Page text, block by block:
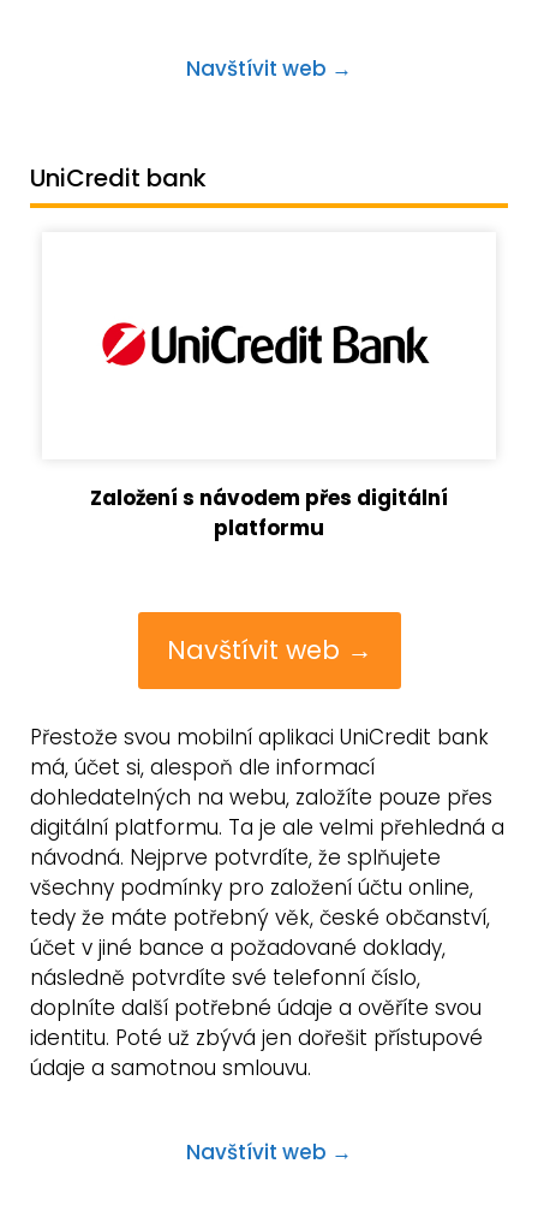
Navštívit web →
UniCredit bank
Založení s návodem přes digitální
platformu
Navštívit web →
Přestože svou mobilní aplikaci UniCredit bank
má, účet si, alespoň dle informací
dohledatelných na webu, založíte pouze přes
digitální platformu. Ta je ale velmi přehledná a
návodná. Nejprve potvrdíte, že splňujete
všechny podmínky pro založení účtu online,
tedy že máte potřebný věk, české občanství,
účet v jiné bance a požadované doklady,
následně potvrdíte své telefonní číslo,
doplníte další potřebné údaje a ověříte svou
identitu. Poté už zbývá jen dořešit přístupové
údaje a samotnou smlouvu.
Navštívit web →